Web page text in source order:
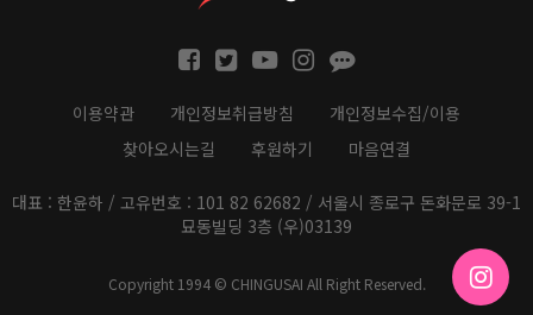
이용약관 개인정보취급방침
개인정보수집/이용
찾아오시는길
후원하기 마음연결
대표 : 한윤하 / 고유번호 : 101 82 62682 / 서울시 종로구 돈화문로 39-1
묘동빌딩 3층 (우)03139
Copyright 1994 © CHINGUSAI All Right Reserved.